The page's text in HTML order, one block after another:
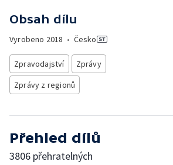
Obsah dílu
Vyrobeno 2018 • Česko
Zpravodajství
Zprávy
Zprávy z regionů
Přehled dílů
3806 přehratelných